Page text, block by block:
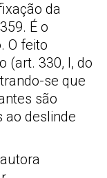
da
É o
O feito
(art. 330, I, do
se que
são
ao deslinde